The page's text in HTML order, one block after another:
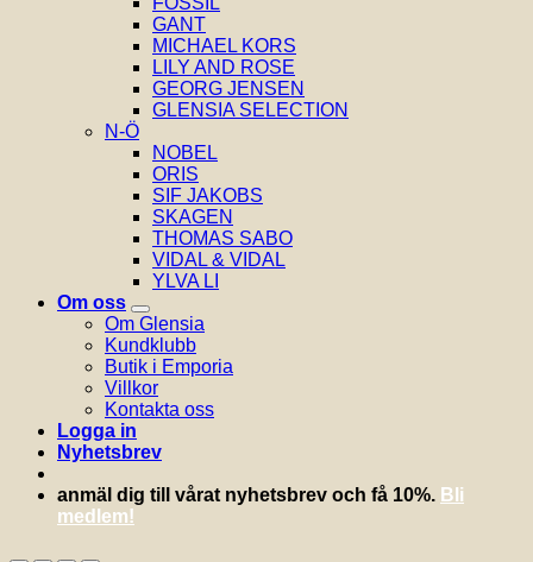
GANT
MICHAEL KORS
LILY AND ROSE
GEORG JENSEN
GLENSIA SELECTION
N-Ö
NOBEL
ORIS
SIF JAKOBS
SKAGEN
THOMAS SABO
VIDAL & VIDAL
YLVA LI
Om oss
Om Glensia
Kundklubb
Butik i Emporia
Villkor
Kontakta oss
Logga in
Nyhetsbrev
anmäl dig till vårat nyhetsbrev och få 10%. Bli
medlem!